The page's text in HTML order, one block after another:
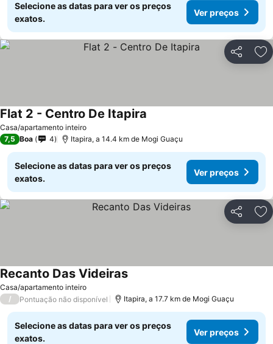
Selecione as datas para ver os preços
exatos.
Ver preços
Partilhar
Casa/apartamento inteiro
Flat 2 - Centro De Itapira
7,5 Boa 4 Itapira, a 14.4 km de Mogi Guaçu
Selecione as datas para ver os preços
exatos.
Ver preços
Partilhar
Casa/apartamento inteiro
Recanto Das Videiras
/ Pontuação não disponível Itapira, a 17.7 km de Mogi Guaçu
Selecione as datas para ver os preços
exatos.
Ver preços